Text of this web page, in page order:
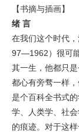
【书摘与插画】
绪 言
在我们这个时代
97—1962）很可
其一生，他都只
都心有旁骛一样
是个百科全书式
学、人类学、社
的痕迹。对于这样